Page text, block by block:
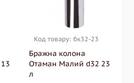
Код товару: бк32-23
Бражна колона
Отаман Малий d32 23
л